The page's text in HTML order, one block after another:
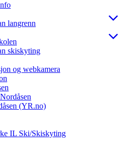
langrenn
skiskyting
og webkamera
(YR.no)
IL Ski/Skiskyting